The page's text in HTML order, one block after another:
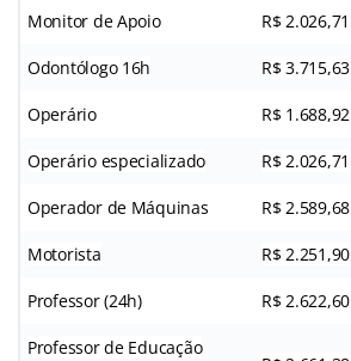
Monitor de Apoio R$ 2.026,71
Odontólogo 16h R$ 3.715,63
Operário R$ 1.688,92
Operário especializado R$ 2.026,71
Operador de Máquinas R$ 2.589,68
Motorista R$ 2.251,90
Professor (24h) R$ 2.622,60
Professor de Educação